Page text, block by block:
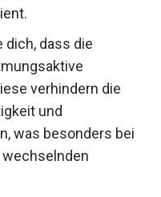
dich, dass die
verhindern die
und
was besonders bei
wechselnden